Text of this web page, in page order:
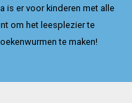
is er voor kinderen met alle
om het leesplezier te
te maken!